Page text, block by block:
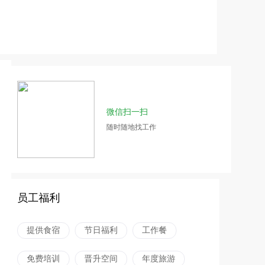
微信扫一扫
随时随地找工作
员工福利
提供食宿 节日福利 工作餐
免费培训 晋升空间 年度旅游